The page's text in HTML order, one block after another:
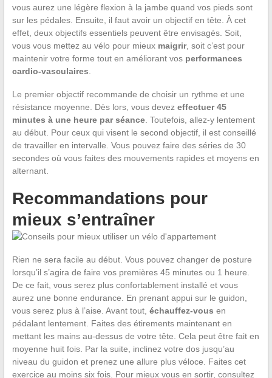
vous aurez une légère flexion à la jambe quand vos pieds sont
sur les pédales. Ensuite, il faut avoir un objectif en tête. À cet
effet, deux objectifs essentiels peuvent être envisagés. Soit,
vous vous mettez au vélo pour mieux maigrir, soit c’est pour
maintenir votre forme tout en améliorant vos performances
cardio-vasculaires
Le premier objectif recommande de choisir un rythme et une
résistance moyenne. Dès lors, vous devez effectuer 45
minutes à une heure par séance. Toutefois, allez-y lentement
au début. Pour ceux qui visent le second objectif, il est conseillé
de travailler en intervalle. Vous pouvez faire des séries de 30
secondes où vous faites des mouvements rapides et moyens en
alternant.
Recommandations pour
mieux s’entraîner
Rien ne sera facile au début. Vous pouvez changer de posture
lorsqu’il s’agira de faire vos premières 45 minutes ou 1 heure.
De ce fait, vous serez plus confortablement installé et vous
aurez une bonne endurance. En prenant appui sur le guidon,
vous serez plus à l’aise. Avant tout, échauffez-vous en
pédalant lentement. Faites des étirements maintenant en
mettant les mains au-dessus de votre tête. Cela peut être fait en
moyenne huit fois. Par la suite, inclinez votre dos jusqu’au
niveau du guidon et prenez une allure plus véloce. Faites cet
exercice au moins six fois. Pour mieux vous en sortir, consultez